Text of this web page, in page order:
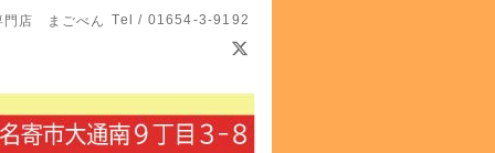
門店 まごべん Tel / 01654-3-9192